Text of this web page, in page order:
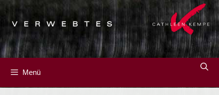
Zum
Inhalt
springen
Menü